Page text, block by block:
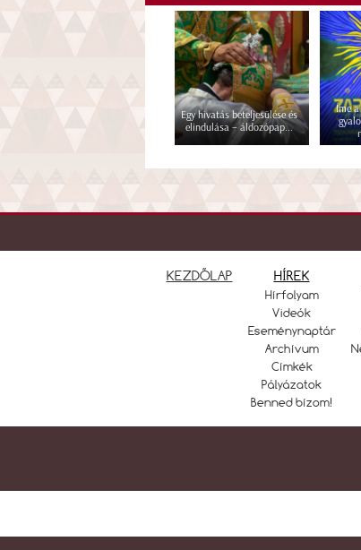
Egy hivatás beteljesülése és
elindulása – áldozópap...
Íme
KEZDŐLAP HÍREK
Hírfolyam
Videók
Eseménynaptár
Archívum
Címkék
Pályázatok
Benned bízom!